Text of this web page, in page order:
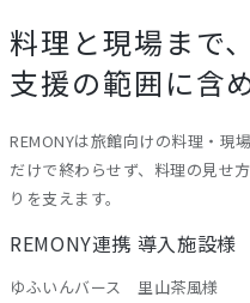
料理と現場まで、
支援の範囲に含
REMONYは旅館向けの料理・現
だけで終わらせず、料理の見せ
りを支えます。
REMONY連携 導入施設様
ゆふいんバース 里山茶風様